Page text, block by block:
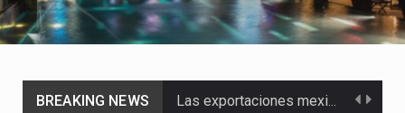
BREAKING NEWS Las exportaciones mexicanas de vehículos ligeros disminuyeron 9.67 % en julio a tasa anual, alcanzando…